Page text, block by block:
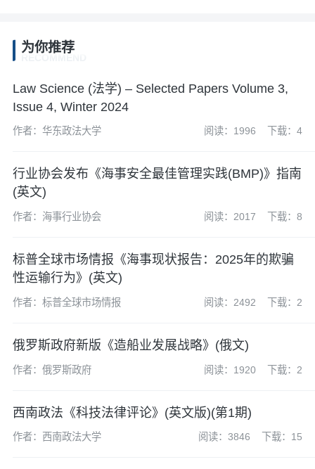
为你推荐
Law Science (法学) – Selected Papers Volume 3,
Issue 4, Winter 2024
作者：华东政法大学 阅读：1996 下载：4
行业协会发布《海事安全最佳管理实践(BMP)》指南
(英文)
作者：海事行业协会 阅读：2017 下载：8
标普全球市场情报《海事现状报告：2025年的欺骗
性运输行为》(英文)
作者：标普全球市场情报 阅读：2492 下载：2
俄罗斯政府新版《造船业发展战略》(俄文)
作者：俄罗斯政府 阅读：1920 下载：2
西南政法《科技法律评论》(英文版)(第1期)
作者：西南政法大学 阅读：3846 下载：15